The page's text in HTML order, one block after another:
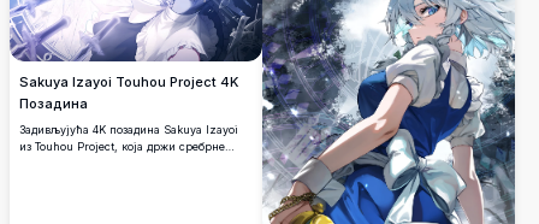
Sakuya Izayoi Touhou Project 4K
Позадина
Задивљујућа 4K позадина Sakuya Izayoi
из Touhou Project, која држи сребрне